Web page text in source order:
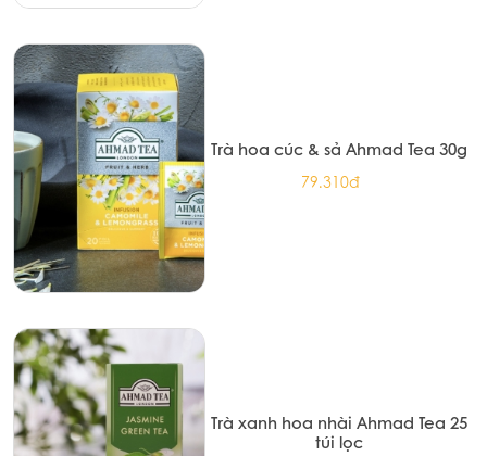
Trà hoa cúc & sả Ahmad Tea 30g
79.310đ
Trà xanh hoa nhài Ahmad Tea 25
túi lọc